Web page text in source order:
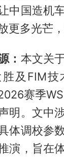
中国造机
更多光芒
： 本文关
及FIM技
赛季
明。文中
体调校参
演，旨在